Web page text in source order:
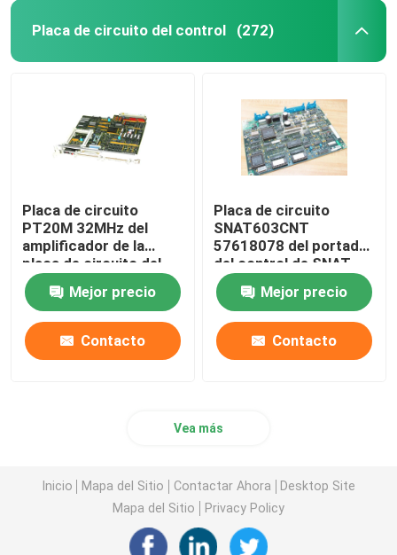
Placa de circuito del control (272)
Placa de circuito
PT20M 32MHz del
amplificador de la
placa de circuito del
control de 6DD1606-
1AD0 SIEMENS
Mejor precio
Contacto
Placa de circuito
SNAT603CNT
57618078 del portador
del control de SNAT
603 CNT 61007041
Mejor precio
Contacto
Vea más
Inicio Mapa del Sitio Contactar Ahora
Desktop Site
Mapa del Sitio
Privacy Policy